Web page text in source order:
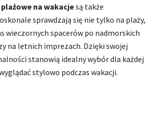
na wakacjesą także
sprawdzają się nie tylko na plaży,
wieczornych spacerów po nadmorskich
na letnich imprezach. Dzięki swojej
stanowią idealny wybór dla każdej
stylowo podczas wakacji.